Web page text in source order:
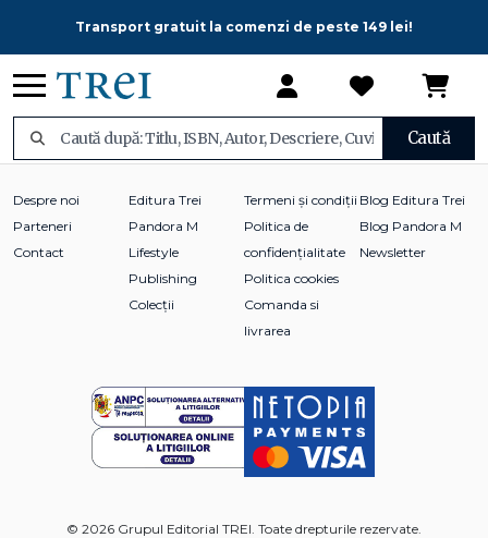
Transport gratuit la comenzi de peste 149 lei!
Caută
Despre noi
Parteneri
Contact
Editura Trei
Pandora M
Lifestyle
Publishing
Colecții
Termeni și condiții
Politica de
confidențialitate
Politica cookies
Comanda si
livrarea
Blog Editura Trei
Blog Pandora M
Newsletter
© 2026 Grupul Editorial TREI. Toate drepturile rezervate.